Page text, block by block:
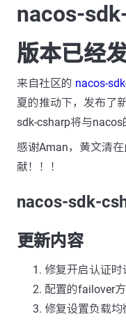
nacos-
版本已经
来自社区的 nacos-
夏的推动下，发布了
sdk-csharp将与nacos
感谢Aman，黄文清
献！！！
nacos-sdk-
更新内容
修复开启认证
配置的failover
修复设置负载